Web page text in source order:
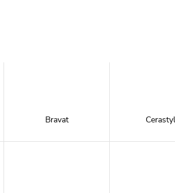
Bravat